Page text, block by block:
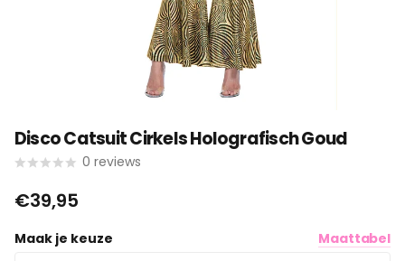
Disco Catsuit Cirkels Holografisch Goud
0 reviews
€39,95
Maak je keuze Maattabel